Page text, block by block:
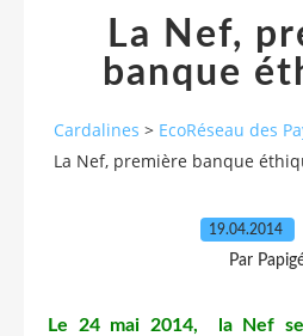
La Nef,
banque
Cardalines > EcoRéseau des
La Nef, première banque
19.04.2014
Par
Le 24 mai 2014, la Nef